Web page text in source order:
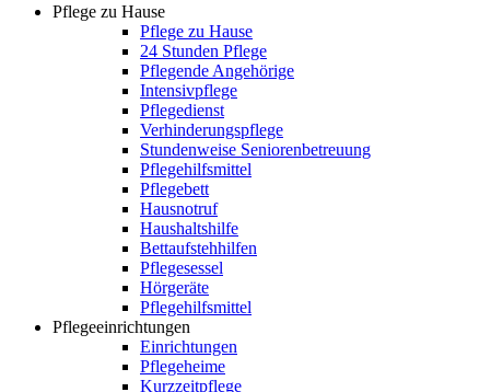
Pflege zu Hause
Pflege zu Hause
24 Stunden Pflege
Pflegende Angehörige
Intensivpflege
Pflegedienst
Verhinderungspflege
Stundenweise Seniorenbetreuung
Pflegehilfsmittel
Pflegebett
Hausnotruf
Haushaltshilfe
Bettaufstehhilfen
Pflegesessel
Hörgeräte
Pflegehilfsmittel
Pflegeeinrichtungen
Einrichtungen
Pflegeheime
Kurzzeitpflege